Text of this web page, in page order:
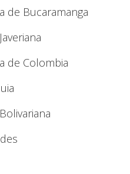
de Bucaramanga
de Colombia